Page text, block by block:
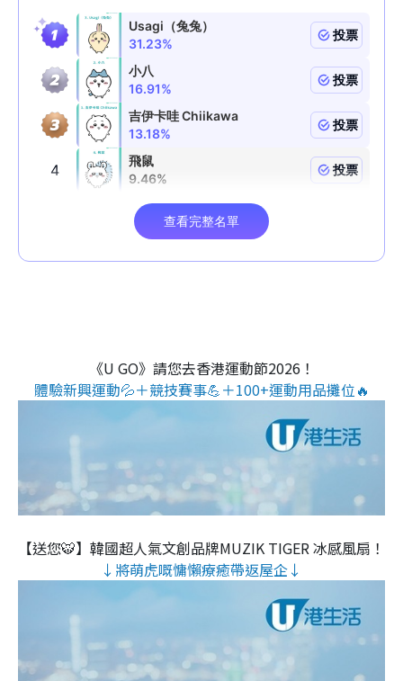
《U GO》請您去香港運動節2026！
體驗新興運動💦＋競技賽事💪＋100+運動用品攤位🔥
【送您🐯】韓國超人氣文創品牌MUZIK TIGER 冰感風扇！
↓將萌虎嘅慵懶療癒帶返屋企↓